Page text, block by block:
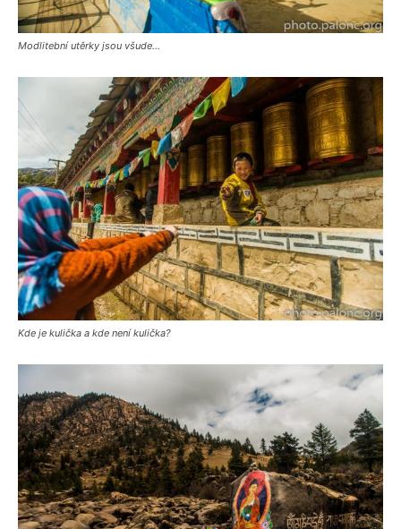
Modlitební utěrky jsou všude…
Kde je kulička a kde není kulička?